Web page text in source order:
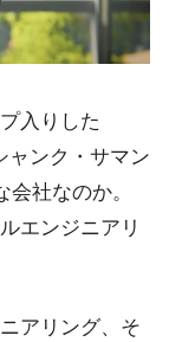
入りした
ンク・サマン
社なのか。
エンジニアリ
アリング、そ